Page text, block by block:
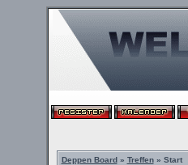
Deppen Board» Treffen» Start